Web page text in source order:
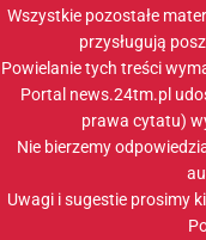
Wszystkie pozostałe
przysługują
Powielanie tych treści
Portal news.24tm.pl
prawa cytatu)
Nie bierzemy
Uwagi i sugestie prosimy